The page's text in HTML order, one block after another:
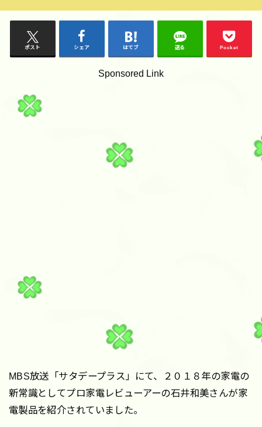
ポスト シェア はてブ 送る Pocket
Sponsored Link
MBS放送「サタデープラス」にて、２０１８年の家電の
新常識としてプロ家電レビューアーの石井和美さんが家
電製品を紹介されていました。